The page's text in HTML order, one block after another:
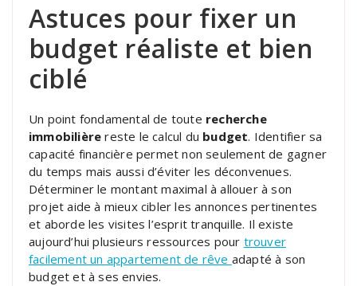
Astuces pour fixer un
budget réaliste et bien
ciblé
Un point fondamental de toute recherche
immobilière reste le calcul du budget. Identifier sa
capacité financière permet non seulement de gagner
du temps mais aussi d’éviter les déconvenues.
Déterminer le montant maximal à allouer à son
projet aide à mieux cibler les annonces pertinentes
et aborde les visites l’esprit tranquille. Il existe
aujourd’hui plusieurs ressources pour trouver
facilement un appartement de rêve adapté à son
budget et à ses envies.